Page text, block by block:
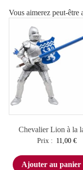
Vous aimerez peut-
Chevalier Lion à la
Prix : 11,00€
Ajouter au panier